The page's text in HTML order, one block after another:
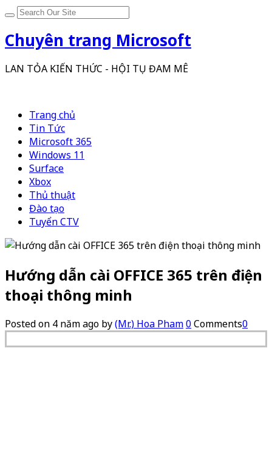
Chuyên trang Microsoft
LAN TỎA KIẾN THỨC - HỘI TỤ ĐAM MÊ
Trang chủ
Tin Tức
Microsoft 365
Windows 11
Surface
Xbox
Thủ thuật
Đào tạo
Tuyển CTV
Hướng dẫn cài OFFICE 365 trên điện
thoại thông minh
Posted on 4 năm ago by(Mr.) Hoa Pham0Comments0